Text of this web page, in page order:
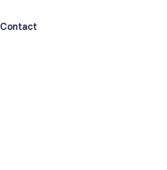
Contact